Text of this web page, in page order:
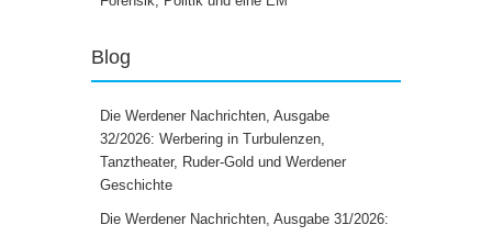
Blog
Die Werdener Nachrichten, Ausgabe
32/2026: Werbering in Turbulenzen,
Tanztheater, Ruder-Gold und Werdener
Geschichte
Die Werdener Nachrichten, Ausgabe 31/2026: